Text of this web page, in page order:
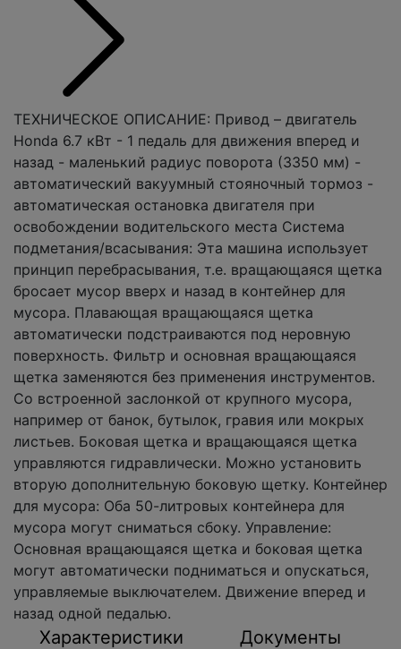
ТЕХНИЧЕСКОЕ ОПИСАНИЕ: Привод – двигатель
Honda 6.7 кВт - 1 педаль для движения вперед и
назад - маленький радиус поворота (3350 мм) -
автоматический вакуумный стояночный тормоз -
автоматическая остановка двигателя при
освобождении водительского места Система
подметания/всасывания: Эта машина использует
принцип перебрасывания, т.е. вращающаяся щетка
бросает мусор вверх и назад в контейнер для
мусора. Плавающая вращающаяся щетка
автоматически подстраиваются под неровную
поверхность. Фильтр и основная вращающаяся
щетка заменяются без применения инструментов.
Со встроенной заслонкой от крупного мусора,
например от банок, бутылок, гравия или мокрых
листьев. Боковая щетка и вращающаяся щетка
управляются гидравлически. Можно установить
вторую дополнительную боковую щетку. Контейнер
для мусора: Оба 50-литровых контейнера для
мусора могут сниматься сбоку. Управление:
Основная вращающаяся щетка и боковая щетка
могут автоматически подниматься и опускаться,
управляемые выключателем. Движение вперед и
назад одной педалью.
Характеристики Документы